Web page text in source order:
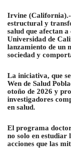
Irvine (California).-
estructural y
salud que afectan
Universidad de
lanzamiento de un
sociedad y
La iniciativa, que
Wen de Salud
otoño de 2026 y
investigadores
en salud.
El programa
no solo en estudiar
acciones que las